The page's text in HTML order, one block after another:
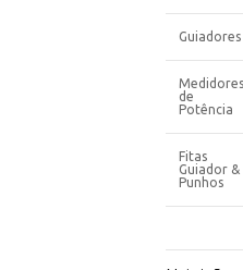
Guiadores
Medidores
de
Potência
Fitas
Guiador &
Punhos